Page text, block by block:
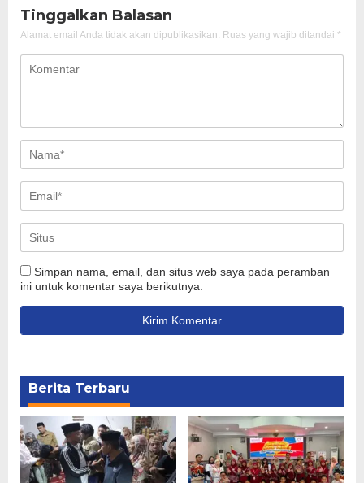
Tinggalkan Balasan
Alamat email Anda tidak akan dipublikasikan. Ruas yang wajib ditandai *
Simpan nama, email, dan situs web saya pada peramban
ini untuk komentar saya berikutnya.
Berita Terbaru